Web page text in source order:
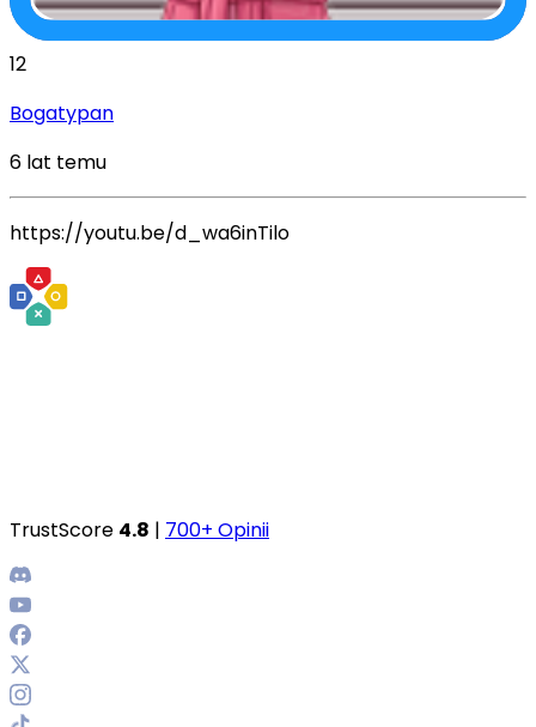
12
Bogatypan
6 lat temu
https://youtu.be/d_wa6inTilo
TrustScore 4.8 | 700+ Opinii